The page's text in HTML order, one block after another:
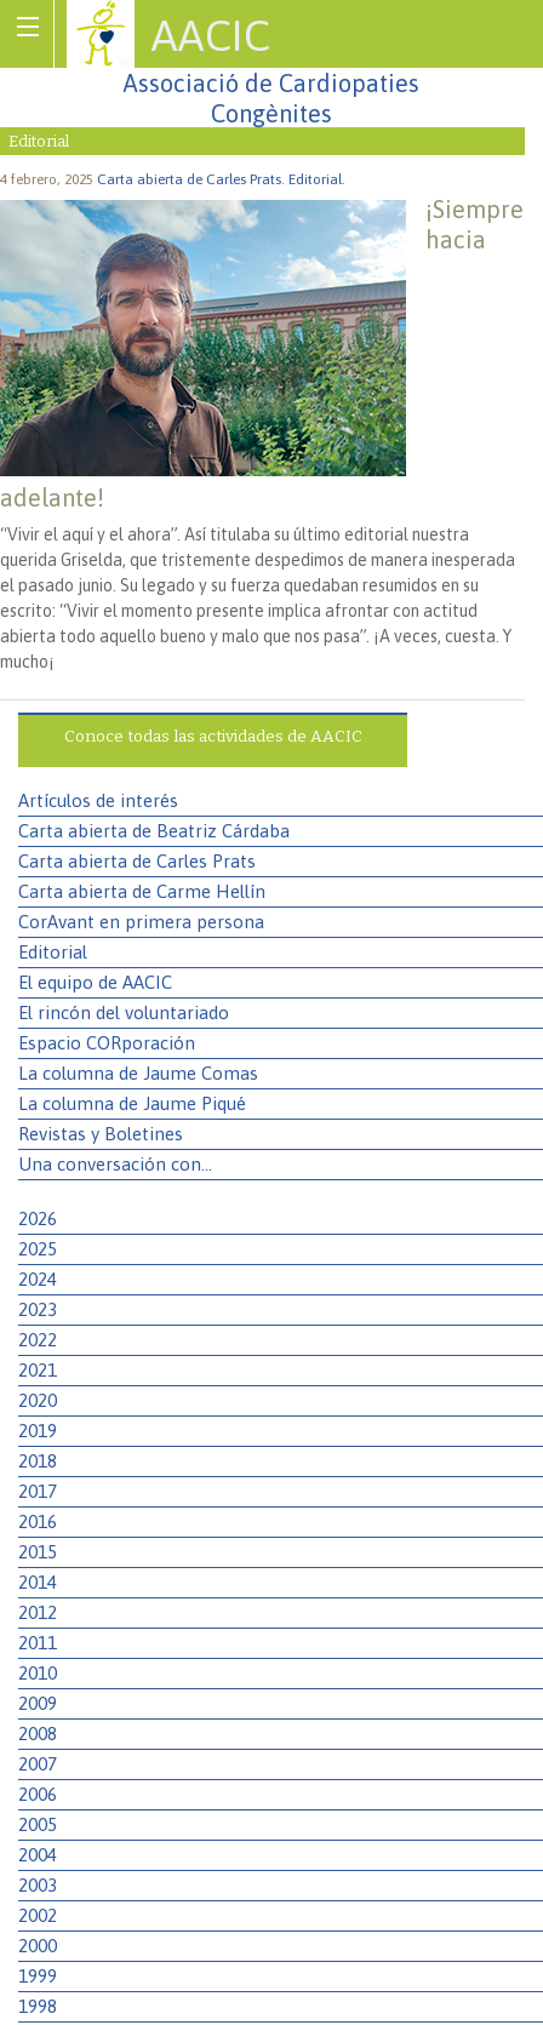
AACIC
Associació de Cardiopaties
Congènites
Editorial
4 febrero, 2025 Carta abierta de Carles Prats. Editorial.
¡Siempre
hacia
adelante!
“Vivir el aquí y el ahora”. Así titulaba su último editorial nuestra
querida Griselda, que tristemente despedimos de manera inesperada
el pasado junio. Su legado y su fuerza quedaban resumidos en su
escrito: “Vivir el momento presente implica afrontar con actitud
abierta todo aquello bueno y malo que nos pasa”. ¡A veces, cuesta. Y
mucho¡
Conoce todas las actividades de AACIC
Artículos de interés
Carta abierta de Beatriz Cárdaba
Carta abierta de Carles Prats
Carta abierta de Carme Hellín
CorAvant en primera persona
Editorial
El equipo de AACIC
El rincón del voluntariado
Espacio CORporación
La columna de Jaume Comas
La columna de Jaume Piqué
Revistas y Boletines
Una conversación con…
2026
2025
2024
2023
2022
2021
2020
2019
2018
2017
2016
2015
2014
2012
2011
2010
2009
2008
2007
2006
2005
2004
2003
2002
2000
1999
1998